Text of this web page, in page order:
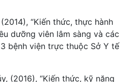
“Kiến thức, thực hành
dưỡng viên lâm sàng và các
bệnh viện trực thuộc Sở Y tế
(2016), “Kiến thức, kỹ năng